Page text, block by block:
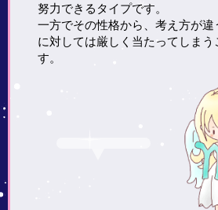
努力できるタイプです。
一方でその性格から、考え方が違
に対しては厳しく当たってしま
す。